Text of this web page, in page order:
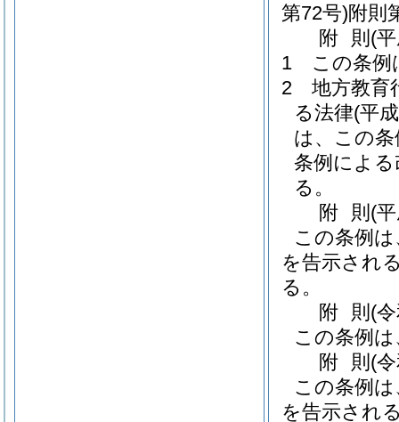
第72号)附則
附 則 (
1
この条例
2
地方教育
る法律(平
は、この
条例によ
る。
附 則 (
この条例
を告示され
る。
附 則 (
この条例
附 則 (
この条例
を告示され